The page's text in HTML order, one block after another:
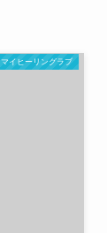
マイヒーリングラブ